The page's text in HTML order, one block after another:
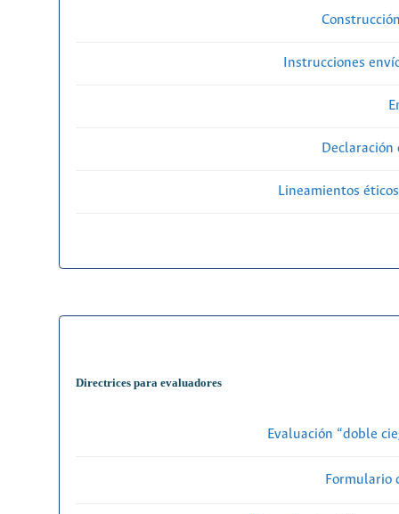
Instrucciones
Lineamientos
Directrices para evaluadores
Evaluación “doble
Formulario